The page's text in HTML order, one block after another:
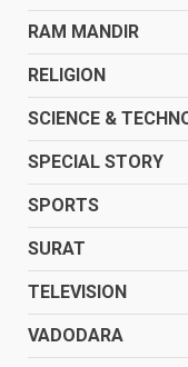
RAM MANDIR
RELIGION
SCIENCE &
SPECIAL STORY
SPORTS
SURAT
TELEVISION
VADODARA